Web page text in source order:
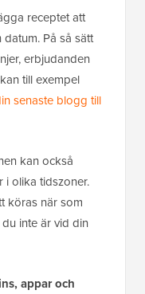
receptet att
På så sätt
erbjudanden
till exempel
senaste blogg till
kan också
i olika tidszoner.
köras när som
inte är vid din
appar och